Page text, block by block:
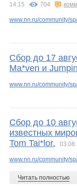
фармация1984
14:15 704
www.nn.ru/community/
Сбор до 17
Ma*ven и
www.nn.ru/community/
Сбор до 10
известных
Tom Tai*lor.
www.nn.ru/community/
Читать полностью